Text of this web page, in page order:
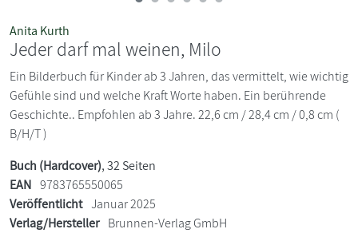
Anita Kurth
Jeder darf mal weinen, Milo
Ein Bilderbuch für Kinder ab 3 Jahren, das vermittelt, wie wichtig
Gefühle sind und welche Kraft Worte haben. Ein berührende
Geschichte.. Empfohlen ab 3 Jahre. 22,6 cm / 28,4 cm / 0,8 cm (
B/H/T )
Buch (Hardcover), 32 Seiten
EAN 9783765550065
Veröffentlicht Januar 2025
Verlag/Hersteller Brunnen-Verlag GmbH